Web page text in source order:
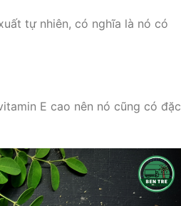
tự nhiên, có nghĩa là nó có
E cao nên nó cũng có đặc